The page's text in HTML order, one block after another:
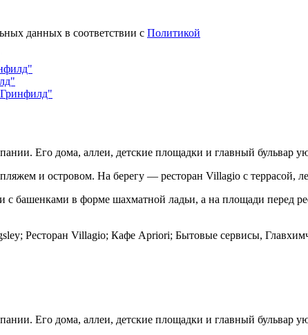
данных в соответствии с Политикой
Его дома, аллеи, детские площадки и главный бульвар
и островом. На берегу — ресторан Villagio c террасой,
с башенками в форме шахматной ладьи, а на площади перед
Ресторан Villagio; Кафе Apriori; Бытовые сервисы,
Его дома, аллеи, детские площадки и главный бульвар